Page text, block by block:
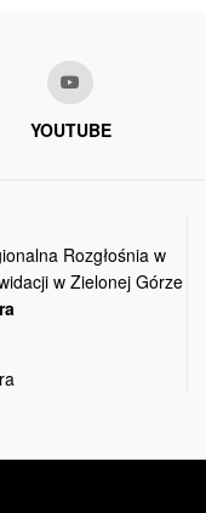
YOUTUBE
Rozgłośnia w
w Zielonej Górze